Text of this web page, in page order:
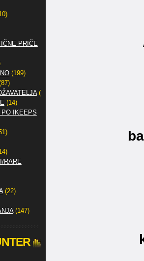
PRIČE
(199)
(2)
(14)
PO IKEEPS
RARE
(22)
(147)